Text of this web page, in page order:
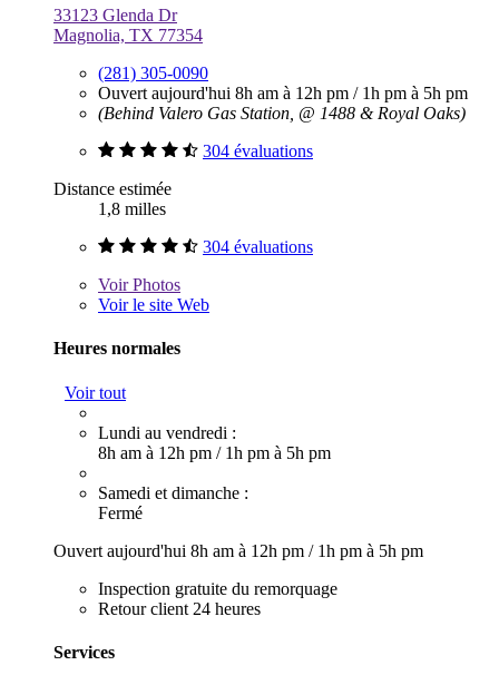
33123 Glenda Dr
Magnolia, TX 77354
(281) 305-0090
Ouvert aujourd'hui 8h am à 12h pm / 1h pm à 5h pm
(Behind Valero Gas Station, @ 1488 & Royal Oaks)
304 évaluations
Distance estimée
1,8 milles
304 évaluations
VoirPhotos
Voir le site Web
Heures normales
Voir tout
Lundi au vendredi :
8h am à 12h pm / 1h pm à 5h pm
Samedi et dimanche :
Fermé
Ouvert aujourd'hui 8h am à 12h pm / 1h pm à 5h pm
Inspection gratuite du remorquage
Retour client 24 heures
Services